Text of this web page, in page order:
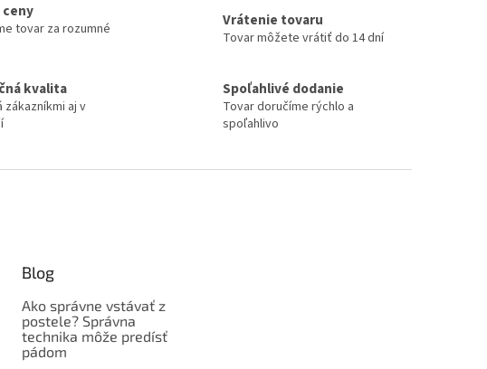
ceny
tovar za rozumné
Vrátenie tovaru
Tovar môžete vrátiť do 14 dní
kvalita
zákazníkmi aj v
Spoľahlivé dodanie
Tovar doručíme rýchlo a
spoľahlivo
Blog
Ako správne vstávať z
postele? Správna
technika môže predísť
pádom